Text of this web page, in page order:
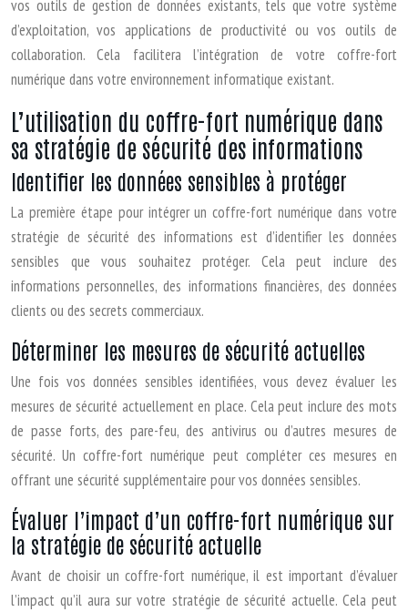
vos outils de gestion de données existants, tels que votre système
d’exploitation, vos applications de productivité ou vos outils de
collaboration. Cela facilitera l’intégration de votre coffre-fort
numérique dans votre environnement informatique existant.
L’utilisation du coffre-fort numérique dans
sa stratégie de sécurité des informations
Identifier les données sensibles à protéger
La première étape pour intégrer un coffre-fort numérique dans votre
stratégie de sécurité des informations est d’identifier les données
sensibles que vous souhaitez protéger. Cela peut inclure des
informations personnelles, des informations financières, des données
clients ou des secrets commerciaux.
Déterminer les mesures de sécurité actuelles
Une fois vos données sensibles identifiées, vous devez évaluer les
mesures de sécurité actuellement en place. Cela peut inclure des mots
de passe forts, des pare-feu, des antivirus ou d’autres mesures de
sécurité. Un coffre-fort numérique peut compléter ces mesures en
offrant une sécurité supplémentaire pour vos données sensibles.
Évaluer l’impact d’un coffre-fort numérique sur
la stratégie de sécurité actuelle
Avant de choisir un coffre-fort numérique, il est important d’évaluer
l’impact qu’il aura sur votre stratégie de sécurité actuelle. Cela peut